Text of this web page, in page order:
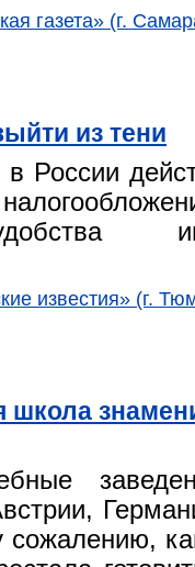
газета» (г.
из тени
в России
известия» (г.
школа
сожалению,